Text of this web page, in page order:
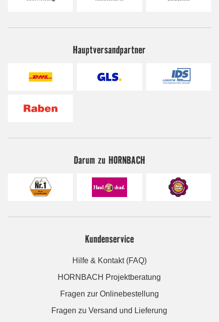
Hauptversandpartner
Darum zu HORNBACH
Kundenservice
Hilfe & Kontakt (FAQ)
HORNBACH Projektberatung
Fragen zur Onlinebestellung
Fragen zu Versand und Lieferung